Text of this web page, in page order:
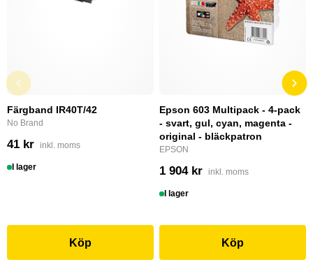
Färgband IR40T/42
No Brand
41 kr inkl. moms
I lager
Köp
Epson 603 Multipack - 4-pack
- svart, gul, cyan, magenta -
original - bläckpatron
EPSON
1 904 kr inkl. moms
I lager
Köp